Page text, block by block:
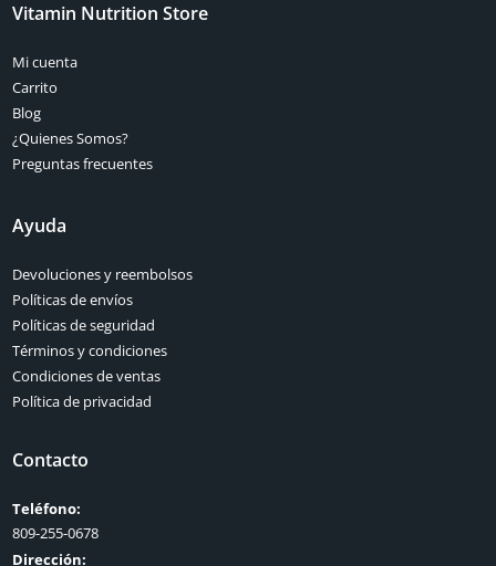
Vitamin Nutrition Store
Mi cuenta
Carrito
Blog
¿Quienes Somos?
Preguntas frecuentes
Ayuda
Devoluciones y reembolsos
Políticas de envíos
Políticas de seguridad
Términos y condiciones
Condiciones de ventas
Política de privacidad
Contacto
Teléfono:
809-255-0678
Dirección: